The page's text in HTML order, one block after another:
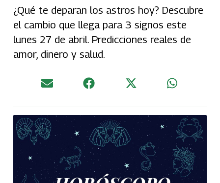
¿Qué te deparan los astros hoy? Descubre
el cambio que llega para 3 signos este
lunes 27 de abril. Predicciones reales de
amor, dinero y salud.